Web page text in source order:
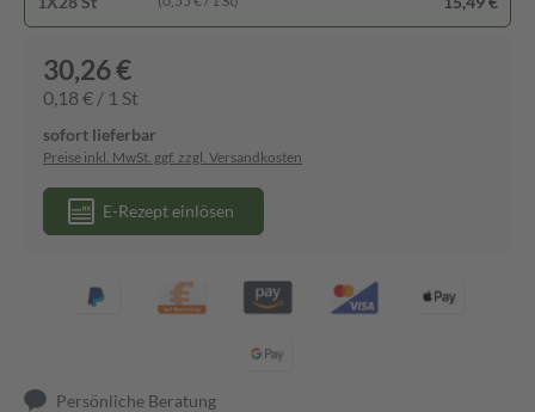
30,26 €
0,18 € / 1 St
sofort lieferbar
Preise inkl. MwSt. ggf. zzgl. Versandkosten
E-Rezept einlösen
Persönliche Beratung